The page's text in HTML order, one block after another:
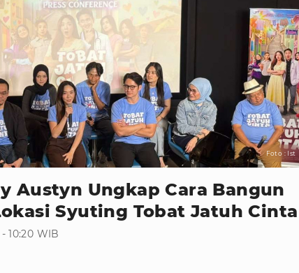
Foto : Ist
Austyn Ungkap Cara Bangun
Syuting Tobat Jatuh Cinta
10:20 WIB